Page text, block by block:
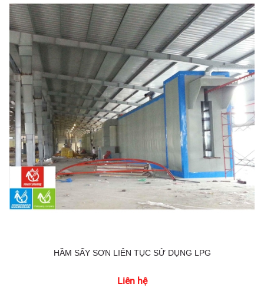
HẦM SẤY SƠN LIÊN TỤC SỬ DỤNG LPG
Liên hệ